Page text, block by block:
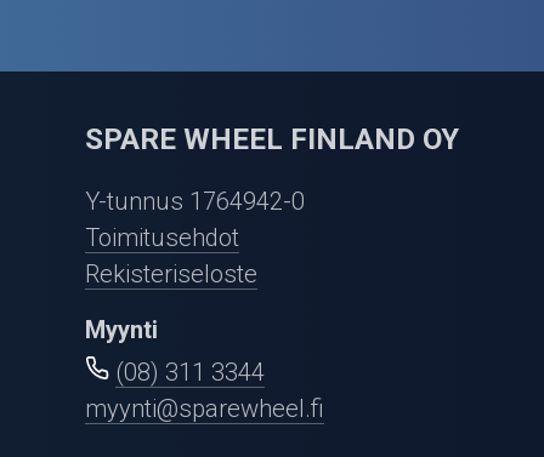
SPARE WHEEL FINLAND OY
Y-tunnus 1764942-0
Toimitusehdot
Rekisteriseloste
Myynti
(08) 311 3344
myynti@sparewheel.fi